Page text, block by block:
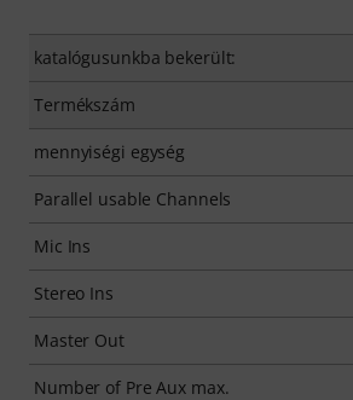
katalógusunkba bekerült:
Termékszám
mennyiségi egység
Parallel usable Channels
Mic Ins
Stereo Ins
Master Out
Number of Pre Aux max.